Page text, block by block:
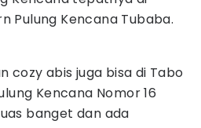
Pulung Kencana Tubaba.
cozy abis juga bisa di Tabo
Kencana Nomor 16
banget dan ada